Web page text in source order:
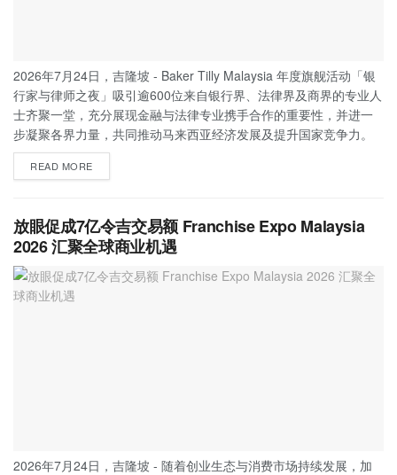
2026年7月24日，吉隆坡 - Baker Tilly Malaysia 年度旗舰活动「银
行家与律师之夜」吸引逾600位来自银行界、法律界及商界的专业人
士齐聚一堂，充分展现金融与法律专业携手合作的重要性，并进一
步凝聚各界力量，共同推动马来西亚经济发展及提升国家竞争力。
READ MORE
放眼促成7亿令吉交易额 Franchise Expo Malaysia
2026 汇聚全球商业机遇
2026年7月24日，吉隆坡 - 随着创业生态与消费市场持续发展，加